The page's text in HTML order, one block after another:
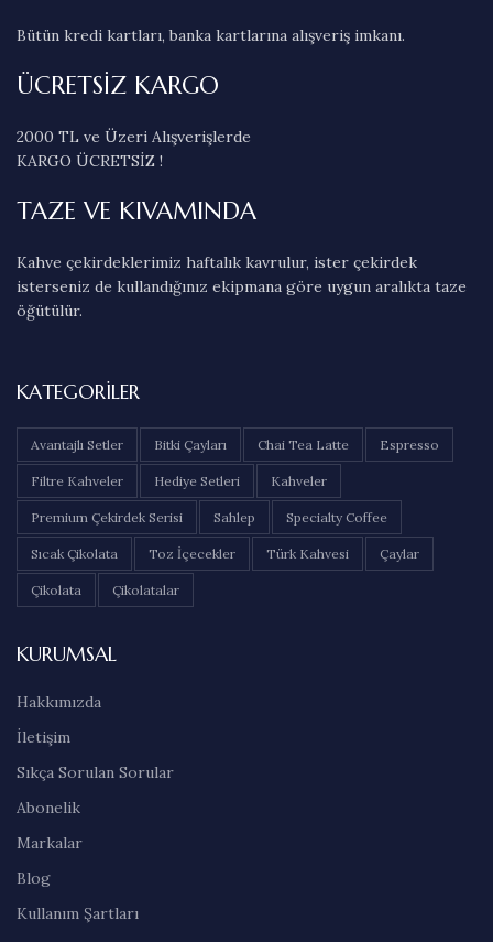
Bütün kredi kartları, banka kartlarına alışveriş imkanı.
ÜCRETSİZ KARGO
2000 TL ve Üzeri Alışverişlerde
KARGO ÜCRETSİZ !
TAZE VE KIVAMINDA
Kahve çekirdeklerimiz haftalık kavrulur, ister çekirdek
isterseniz de kullandığınız ekipmana göre uygun aralıkta taze
öğütülür.
KATEGORILER
Avantajlı Setler Bitki Çayları Chai Tea Latte Espresso
Filtre Kahveler Hediye Setleri Kahveler
Premium Çekirdek Serisi Sahlep Specialty Coffee
Sıcak Çikolata Toz İçecekler Türk Kahvesi Çaylar
Çikolata Çikolatalar
KURUMSAL
Hakkımızda
İletişim
Sıkça Sorulan Sorular
Abonelik
Markalar
Blog
Kullanım Şartları